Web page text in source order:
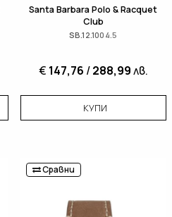
Santa Barbara Polo & Racquet
Club
SB.12.1004.5
€ 147,76 /288,99лв.
КУПИ
Сравни